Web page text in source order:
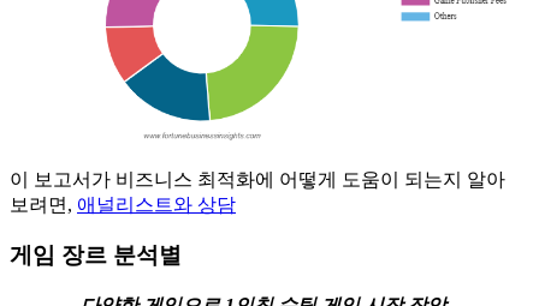
이 보고서가 비즈니스 최적화에 어떻게 도움이 되는지 알아
보려면, 애널리스트와 상담
게임 장르 분석별